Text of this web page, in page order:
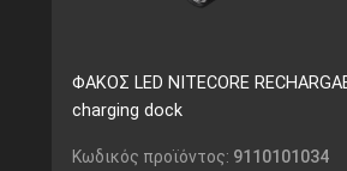
ΦΑΚΟΣ LED NITECORE
charging dock
Κωδικός προϊόντος: 9110101034